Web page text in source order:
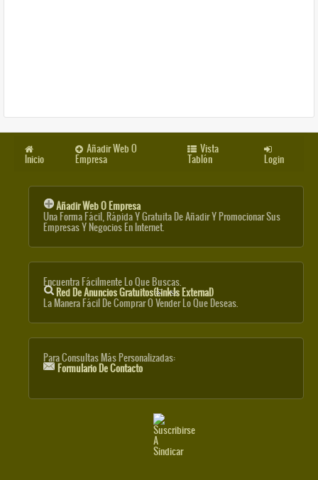
Inicio
Añadir Web O
Empresa
Vista
Tablón Login
Añadir Web O Empresa
Una Forma Fácil, Rápida Y Gratuita De Añadir Y Promocionar Sus
Empresas Y Negocios En Internet.
Encuentra Fácilmente Lo Que Buscas.
Red De Anuncios Gratuitos(link Is External)
La Manera Fácil De Comprar O Vender Lo Que Deseas.
Para Consultas Más Personalizadas:
Formulario De Contacto